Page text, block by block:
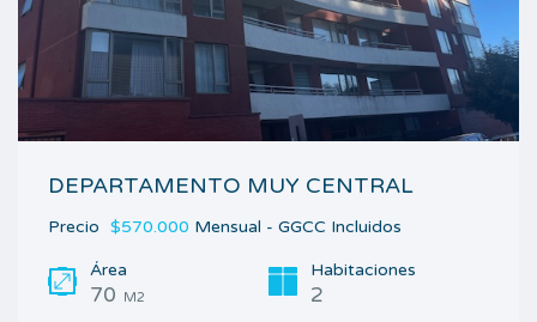
DEPARTAMENTO MUY CENTRAL
Precio $570.000 Mensual - GGCC Incluidos
Área
70 M2
Habitaciones
2